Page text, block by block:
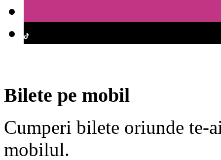
Bilete pe mobil
Cumperi bilete oriunde te-
mobilul.